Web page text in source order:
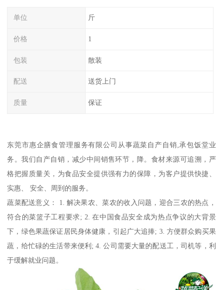
单位 斤
价格 1
包装 散装
配送 送货上门
质量 保证
东莞市惠企膳食管理服务有限公司从事蔬菜自产自销,承包饭堂业
务。我们自产自销，减少中间销售环节，降。食材来源可追溯，严
格把握质量关，为食品安全提供强有力的保障，为客户提供快捷、
实惠、 安全、周到的服务。
蔬菜配送意义： 1. 解决果农、菜农的收入问题，迎合三农的热点，
符合的菜篮子工程要求; 2. 在中国食品安全成为热点争议的大背景
下，绿色果蔬保证居民身体健康，引起广大追捧; 3. 方便群众购买果
蔬，给忙碌的生活带来便利; 4. 公司需要大量的配送工，司机等，利
于缓解就业问题。